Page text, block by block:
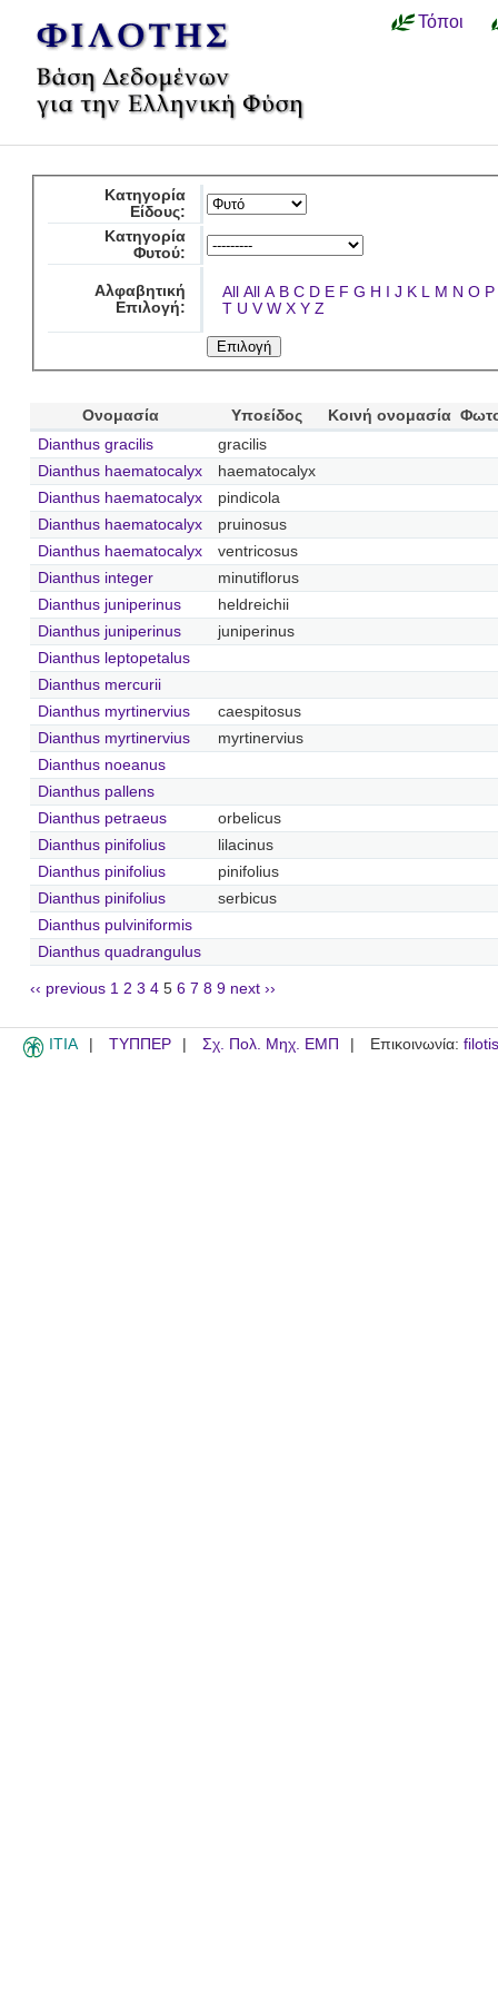
Τόποι
Κατηγορία
Είδους:
Κατηγορία
Φυτού:
Αλφαβητική
Επιλογή:
All All A B C D E F G H I J K L M N O P
T U V W X Y Z
Ονομασία Υποείδος Κοινή ονομασία
Dianthus gracilis
gracilis
Dianthus haematocalyx
haematocalyx
Dianthus haematocalyx
pindicola
Dianthus haematocalyx
pruinosus
Dianthus haematocalyx
ventricosus
Dianthus integer
minutiflorus
Dianthus juniperinus
heldreichii
Dianthus juniperinus
juniperinus
Dianthus leptopetalus
Dianthus mercurii
Dianthus myrtinervius
caespitosus
Dianthus myrtinervius
myrtinervius
Dianthus noeanus
Dianthus pallens
Dianthus petraeus
orbelicus
Dianthus pinifolius
lilacinus
Dianthus pinifolius
pinifolius
Dianthus pinifolius
serbicus
Dianthus pulviniformis
Dianthus quadrangulus
‹‹ previous 1 2 3 4 5 6 7 8 9 next ››
ITIA ΤΥΠΠΕΡ Σχ. Πολ. Μηχ. ΕΜΠ Επικοινωνία: